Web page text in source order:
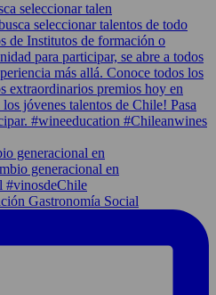
seleccionar talen
generacional en
Gastronomía Social